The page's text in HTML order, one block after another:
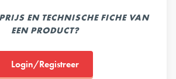
EN TECHNISCHE FICHE VAN
EEN PRODUCT?
Login/Registreer